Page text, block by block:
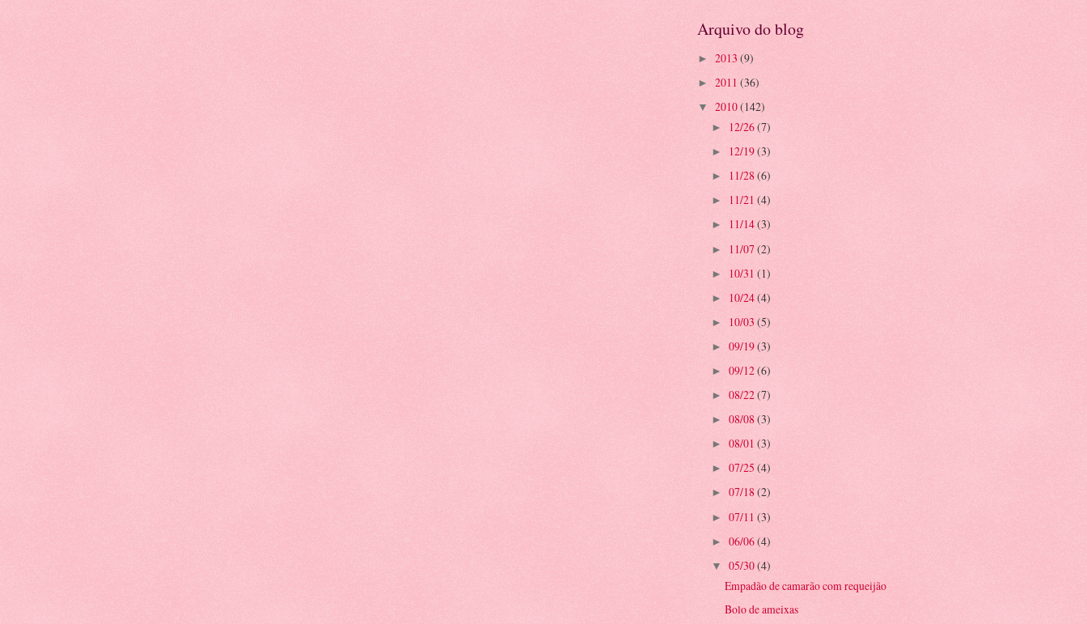
Arquivo do blog
► 2013 (9)
► 2011 (36)
▼ 2010(142)
► 12/26(7)
► 12/19(3)
► 11/28 (6)
► 11/21 (4)
► 11/14(3)
► 11/07(2)
► 10/31 (1)
► 10/24(4)
► 10/03 (5)
► 09/19(3)
► 09/12(6)
► 08/22(7)
► 08/08 (3)
► 08/01 (3)
► 07/25 (4)
► 07/18(2)
► 07/11 (3)
► 06/06(4)
▼ 05/30(4)
Empadão de camarão com requeijão
Bolo de ameixas